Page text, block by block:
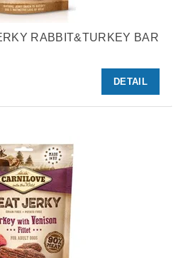
RABBIT&TURKEY BAR
DETAIL